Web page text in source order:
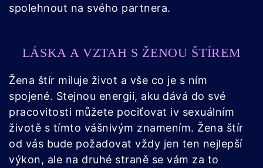
spolehnout na svého partnera.
LÁSKA A VZTAH S ŽENOU ŠTÍREM
Žena štír miluje život a vše co je s ním
spojené. Stejnou energii, aku dává do své
pracovitosti můžete pociťovat iv sexuálním
životě s tímto vášnivým znamením. Žena štír
od vás bude požadovat vždy jen ten nejlepší
výkon, ale na druhé straně se vám za to